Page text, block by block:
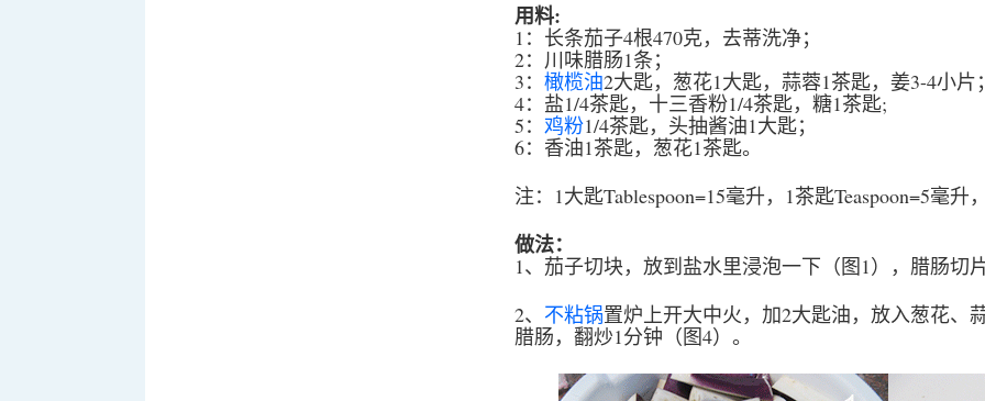
用料:
1：长条茄子4根470克，去蒂洗净；
2：川味腊肠1条；
3： 橄榄油2大匙，葱花1大匙，蒜蓉1茶匙，姜3-4小片
4：盐1/4茶匙，十三香粉1/4茶匙，糖1茶匙;
5： 鸡粉1/4茶匙，头抽酱油1大匙；
6：香油1茶匙，葱花1茶匙。
注：1大匙Tablespoon=15毫升，1茶匙Teaspoon=5毫升
做法：
1、茄子切块，放到盐水里浸泡一下（图1），腊肠切
2、 不粘锅置炉上开大中火，加2大匙油，放入葱花、
腊肠，翻炒1分钟（图4）。